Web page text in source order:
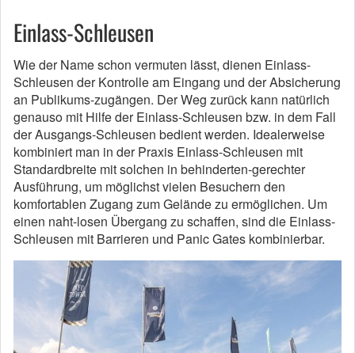
Einlass-Schleusen
Wie der Name schon vermuten lässt, dienen Einlass-
Schleusen der Kontrolle am Eingang und der Absicherung
an Publikums-zugängen. Der Weg zurück kann natürlich
genauso mit Hilfe der Einlass-Schleusen bzw. in dem Fall
der Ausgangs-Schleusen bedient werden. Idealerweise
kombiniert man in der Praxis Einlass-Schleusen mit
Standardbreite mit solchen in behinderten-gerechter
Ausführung, um möglichst vielen Besuchern den
komfortablen Zugang zum Gelände zu ermöglichen. Um
einen naht-losen Übergang zu schaffen, sind die Einlass-
Schleusen mit Barrieren und Panic Gates kombinierbar.